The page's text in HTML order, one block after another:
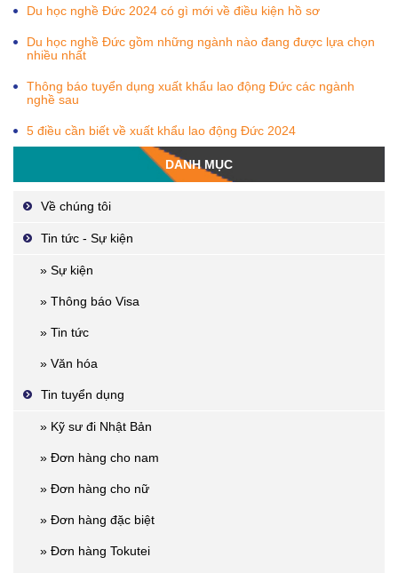
Du học nghề Đức 2024 có gì mới về điều kiện hồ sơ
Du học nghề Đức gồm những ngành nào đang được lựa chọn
nhiều nhất
Thông báo tuyển dụng xuất khẩu lao động Đức các ngành
nghề sau
5 điều cần biết về xuất khẩu lao động Đức 2024
DANH MỤC
Về chúng tôi
Tin tức - Sự kiện
» Sự kiện
» Thông báo Visa
» Tin tức
» Văn hóa
Tin tuyển dụng
» Kỹ sư đi Nhật Bản
» Đơn hàng cho nam
» Đơn hàng cho nữ
» Đơn hàng đặc biệt
» Đơn hàng Tokutei